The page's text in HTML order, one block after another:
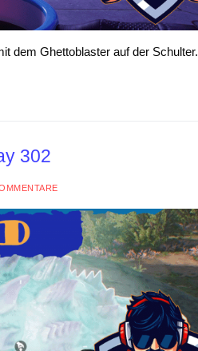
dem Ghettoblaster auf der Schulter.
302